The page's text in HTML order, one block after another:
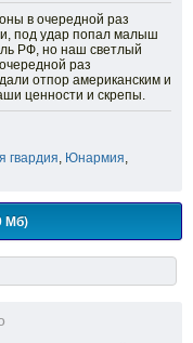
в очередной раз
под удар попал малыш
РФ, но наш светлый
раз
отпор американским и
ценности и скрепы.
гвардия, Юнармия,
Мб)